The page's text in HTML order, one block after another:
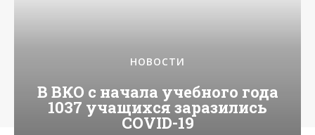
НОВОСТИ
В ВКО с начала учебного года
1037 учащихся заразились
COVID-19